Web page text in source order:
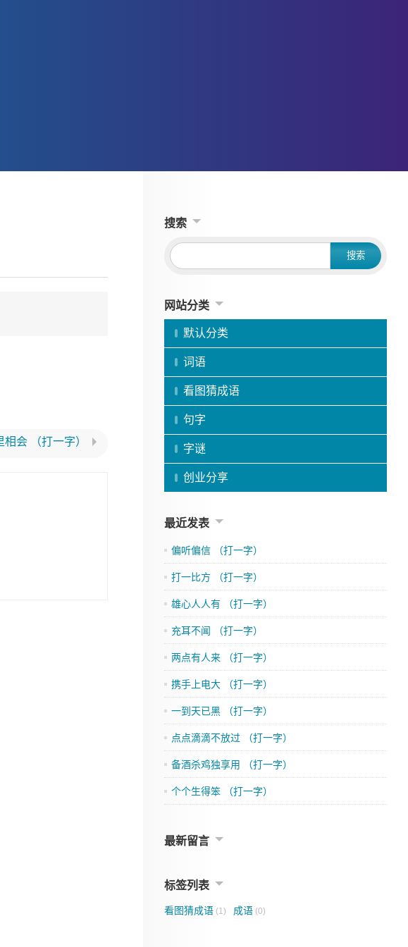
相会 （打一字）
搜索
网站分类
默认分类
词语
看图猜成语
句字
字谜
创业分享
最近发表
偏听偏信 （打一字）
打一比方 （打一字）
雄心人人有 （打一字）
充耳不闻 （打一字）
两点有人来 （打一字）
携手上电大 （打一字）
一到天已黑 （打一字）
点点滴滴不放过 （打一字）
备酒杀鸡独享用 （打一字）
个个生得笨 （打一字）
最新留言
标签列表
看图猜成语(1) 成语(0)